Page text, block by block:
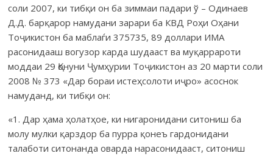
соли 2007, ки тибқи он ба зиммаи падари ў – Одинаев
Д.Д. барқарор намудани зарари ба КВД Роҳи Оҳани
Тоҷикистон ба маблаѓи 375735, 89 доллари ИМА
расонидааш вогузор карда шудааст ва муқаррароти
моддаи 29 Қонуни Ҷумҳурии Тоҷикистон аз 20 марти соли
2008 № 373 «Дар бораи истеҳсолоти иҷро» асоснок
намуданд, ки тибқи он:
«1. Дар ҳама ҳолатҳое, ки нигаронидани ситониш ба
молу мулки қарздор ба пурра қонеъ гардонидани
талаботи ситонанда оварда нарасонидааст, ситониш